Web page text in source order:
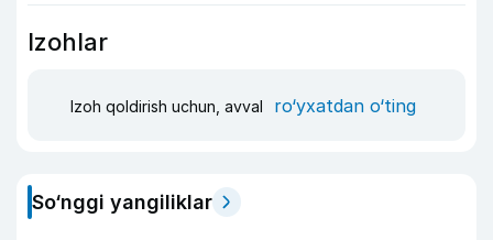
Izohlar
Izoh qoldirish uchun, avval ro‘yxatdan o‘ting
So‘nggi yangiliklar